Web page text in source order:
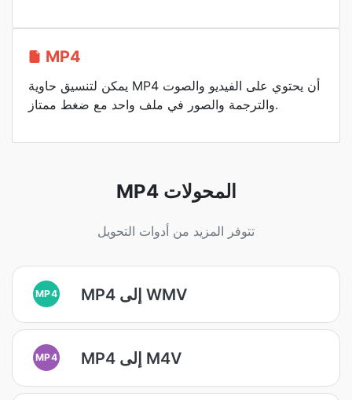
MP4
يمكن لتنسيق حاوية MP4 أن يحتوي على الفيديو والصوت
والترجمة والصور في ملف واحد مع ضغط ممتاز.
MP4 المحولات
تتوفر المزيد من أدوات التحويل
MP4 MP4 إلى WMV
MP4 MP4 إلى M4V